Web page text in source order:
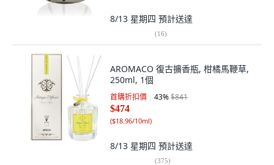
8/13 星期四 預計送達
(16)
AROMACO 復古擴香瓶, 柑橘馬鞭草,
250ml, 1個
首購折扣價 43%$841
$474
($18.96/10ml)
8/13 星期四 預計送達
(375)